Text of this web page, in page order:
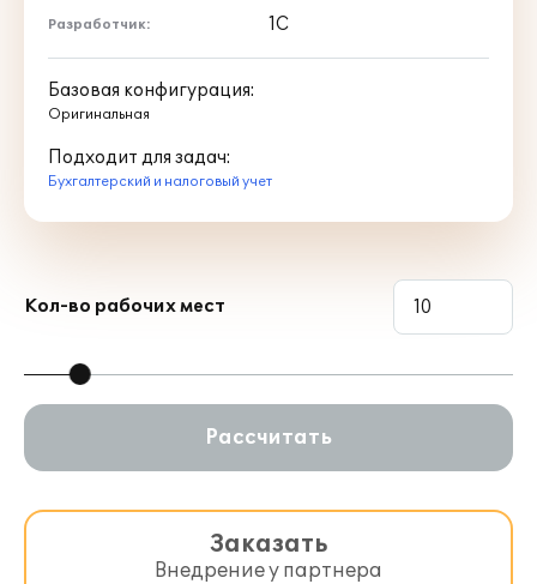
Разработчик: 1С
Базовая конфигурация:
Оригинальная
Подходит для задач:
Бухгалтерский и налоговый учет
Кол-во рабочих мест
Рассчитать
Заказать
Внедрение у партнера